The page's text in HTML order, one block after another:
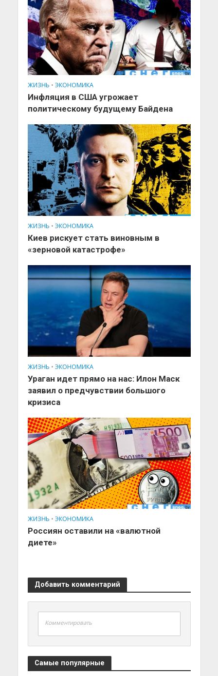
ЖИЗНЬ • ЭКОНОМИКА
Инфляция в США угрожает
политическому будущему Байдена
ЖИЗНЬ • ЭКОНОМИКА
Киев рискует стать виновным в
«зерновой катастрофе»
ЖИЗНЬ • ЭКОНОМИКА
Ураган идет прямо на нас: Илон Маск
заявил о предчувствии большого
кризиса
ЖИЗНЬ • ЭКОНОМИКА
Россиян оставили на «валютной
диете»
Добавить комментарий
Комментировать
Самые популярные